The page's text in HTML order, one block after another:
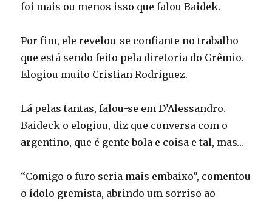
foi mais ou menos isso que falou Baidek.
Por fim, ele revelou-se confiante no trabalho
que está sendo feito pela diretoria do Grêmio.
Elogiou muito Cristian Rodriguez.
Lá pelas tantas, falou-se em D’Alessandro.
Baideck o elogiou, diz que conversa com o
argentino, que é gente bola e coisa e tal, mas…
“Comigo o furo seria mais embaixo”, comentou
o ídolo gremista, abrindo um sorriso ao